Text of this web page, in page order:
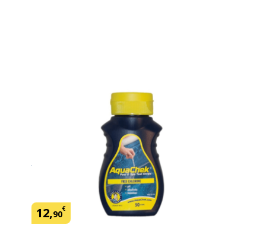
AquaChek jaune bandelettes
(Chlore libre, pH, alcalinité,
stabilisant).
(2)
SKU:150453 Marque: Aquachek
12,90€